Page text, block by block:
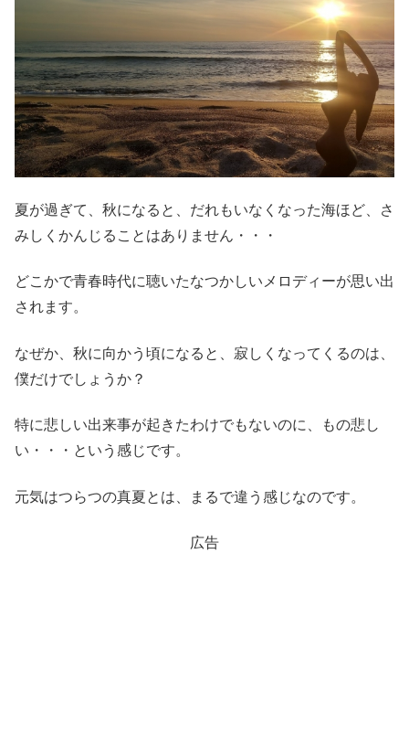
夏が過ぎて、秋になると、だれもいなくなった海ほど、さ
みしくかんじることはありません・・・
どこかで青春時代に聴いたなつかしいメロディーが思い出
されます。
なぜか、秋に向かう頃になると、寂しくなってくるのは、
僕だけでしょうか？
特に悲しい出来事が起きたわけでもないのに、もの悲し
い・・・という感じです。
元気はつらつの真夏とは、まるで違う感じなのです。
広告